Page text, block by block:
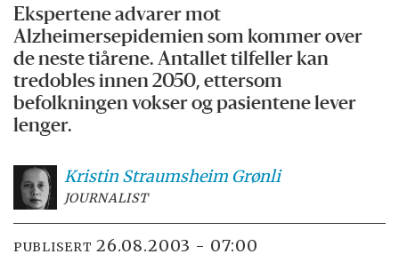
Ekspertene advarer mot
Alzheimersepidemien som kommer over
de neste tiårene. Antallet tilfeller kan
tredobles innen 2050, ettersom
befolkningen vokser og pasientene lever
lenger.
Kristin Straumsheim Grønli
JOURNALIST
PUBLISERT 26.08.2003 - 07:00